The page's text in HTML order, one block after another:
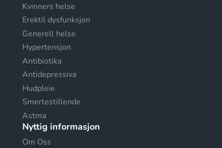
Kvinners helse
Erektil dysfunksjon
Generell helse
Hypertensjon
Antibiotika
Antidepressiva
Hudpleie
Smertestillende
Astma
Nyttig informasjon
Om Oss